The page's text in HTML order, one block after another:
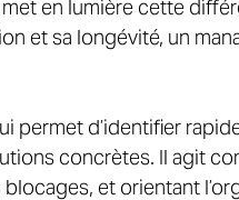
met en lumière cette
et sa longévité, un
permet d’identifier
concrètes. Il agit
et orientant